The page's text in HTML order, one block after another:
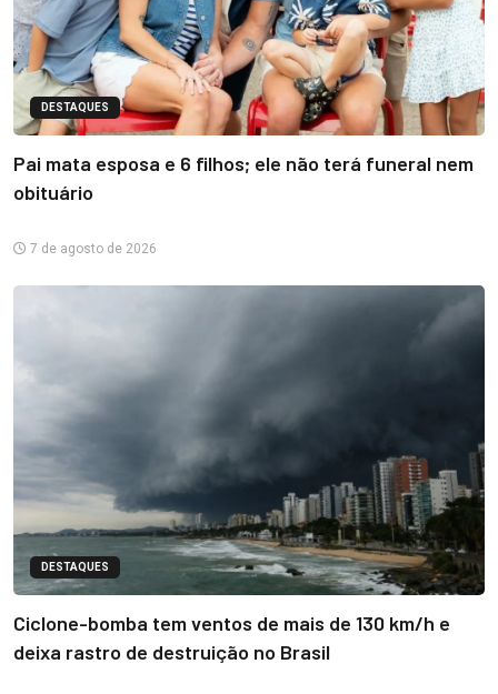
DESTAQUES
Pai mata esposa e 6 filhos; ele não terá funeral nem
obituário
7 de agosto de 2026
DESTAQUES
Ciclone-bomba tem ventos de mais de 130 km/h e
deixa rastro de destruição no Brasil